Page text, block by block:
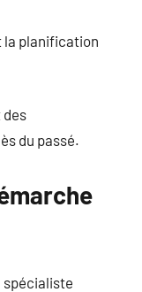
la planification
des
du passé.
spécialiste